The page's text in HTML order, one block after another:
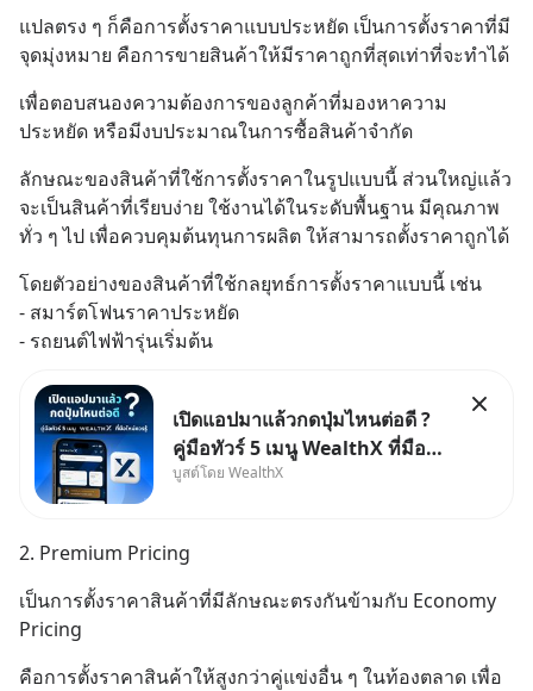
แปลตรง ๆ ก็คือการตั้งราคาแบบประหยัด เป็นการตั้งราคาที่มี
จุดมุ่งหมาย คือการขายสินค้าให้มีราคาถูกที่สุดเท่าที่จะทำได้
เพื่อตอบสนองความต้องการของลูกค้าที่มองหาความ
ประหยัด หรือมีงบประมาณในการซื้อสินค้าจำกัด
ลักษณะของสินค้าที่ใช้การตั้งราคาในรูปแบบนี้ ส่วนใหญ่แล้ว
จะเป็นสินค้าที่เรียบง่าย ใช้งานได้ในระดับพื้นฐาน มีคุณภาพ
ทั่ว ๆ ไป เพื่อควบคุมต้นทุนการผลิต ให้สามารถตั้งราคาถูกได้
โดยตัวอย่างของสินค้าที่ใช้กลยุทธ์การตั้งราคาแบบนี้ เช่น
- สมาร์ตโฟนราคาประหยัด
- รถยนต์ไฟฟ้ารุ่นเริ่มต้น
เปิดแอปมาแล้วกดปุ่มไหนต่อดี ?
คู่มือทัวร์ 5 เมนู WealthX ที่มือ
ใหม่ควรรู้ สำหรับใครที่เพิ่งโหลด
WealthX จะขอพาไปทัวร์ 5 เมนู
หลัก ที่จะทำให้คุ
บูสต์โดย WealthX
2. Premium Pricing
เป็นการตั้งราคาสินค้าที่มีลักษณะตรงกันข้ามกับ Economy
Pricing
คือการตั้งราคาสินค้าให้สูงกว่าคู่แข่งอื่น ๆ ในท้องตลาด เพื่อ